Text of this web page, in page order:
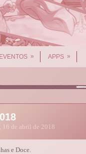
EVENTOS » APPS »
16 de abril de 2018
e Doce.